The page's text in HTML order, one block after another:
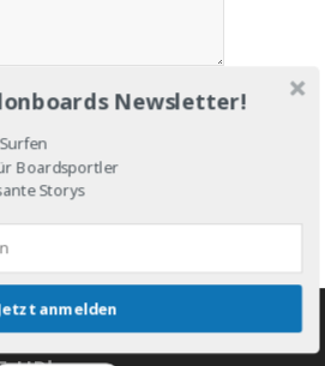
Newsletter!
Boardsportler
Storys
anmelden